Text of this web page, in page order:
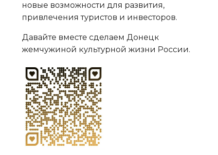
новые возможности для развития,
привлечения туристов и инвесторов.
Давайте вместе сделаем Донецк
жемчужиной культурной жизни России.